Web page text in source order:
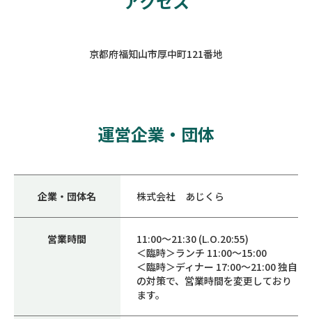
京都府福知山市厚中町121番地
運営企業・団体
企業・団体名 株式会社 あじくら
営業時間
11:00～21:30 (L.O.20:55)
＜臨時＞ランチ 11:00～15:00
＜臨時＞ディナー 17:00～21:00 独自
の対策で、営業時間を変更しており
ます。